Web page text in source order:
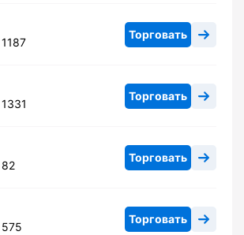
1187
Торговать
1331
Торговать
82
Торговать
575
Торговать